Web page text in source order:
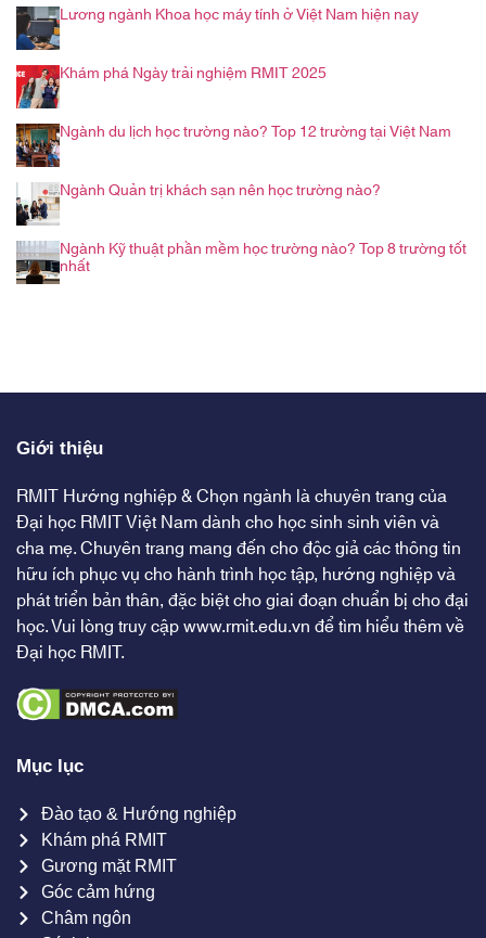
Lương ngành Khoa học máy tính ở Việt Nam hiện nay
Khám phá Ngày trải nghiệm RMIT 2025
Ngành du lịch học trường nào? Top 12 trường tại Việt Nam
Ngành Quản trị khách sạn nên học trường nào?
Ngành Kỹ thuật phần mềm học trường nào? Top 8 trường tốt
nhất
Giới thiệu
RMIT Hướng nghiệp & Chọn ngành là chuyên trang của
Đại học RMIT Việt Nam dành cho học sinh sinh viên và
cha mẹ. Chuyên trang mang đến cho độc giả các thông tin
hữu ích phục vụ cho hành trình học tập, hướng nghiệp và
phát triển bản thân, đặc biệt cho giai đoạn chuẩn bị cho đại
học. Vui lòng truy cậpwww.rmit.edu.vnđể tìm hiểu thêm về
Đại học RMIT.
Mục lục
Đào tạo & Hướng nghiệp
Khám phá RMIT
Gương mặt RMIT
Góc cảm hứng
Châm ngôn